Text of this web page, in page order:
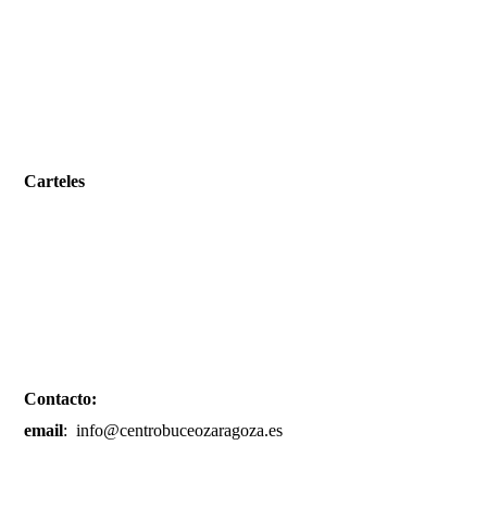
Carteles
Contacto:
email: info@centrobuceozaragoza.es